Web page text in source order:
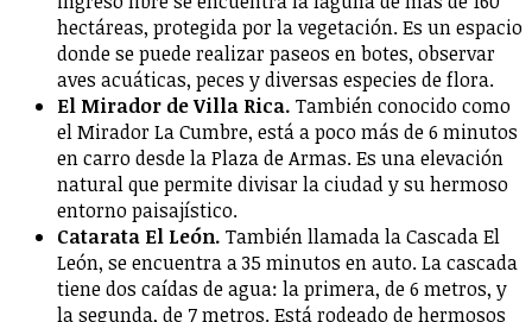
hectáreas, protegida por la vegetación. Es un espacio
donde se puede realizar paseos en botes, observar
aves acuáticas, peces y diversas especies de flora.
El Mirador de Villa Rica. También conocido como
el Mirador La Cumbre, está a poco más de 6 minutos
en carro desde la Plaza de Armas. Es una elevación
natural que permite divisar la ciudad y su hermoso
entorno paisajístico.
Catarata El León. También llamada la Cascada El
León, se encuentra a 35 minutos en auto. La cascada
tiene dos caídas de agua: la primera, de 6 metros, y
la segunda, de 7 metros. Está rodeado de hermosos